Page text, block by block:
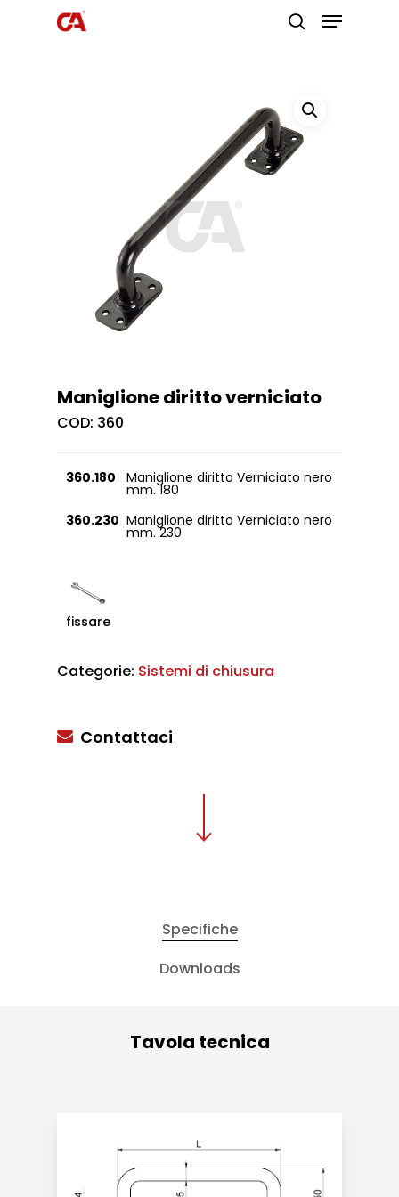
Maniglione diritto verniciato
COD: 360
360.180 Maniglione diritto Verniciato nero
mm. 180
360.230 Maniglione diritto Verniciato nero
mm. 230
fissare
Categorie: Sistemi di chiusura
Contattaci
Specifiche
Downloads
Tavola tecnica